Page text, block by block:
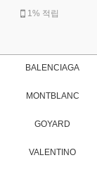
1% 적립
BALENCIAGA
MONTBLANC
GOYARD
VALENTINO